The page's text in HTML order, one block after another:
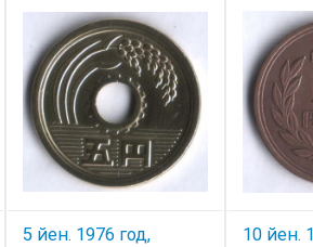
5 йен. 1976 год,
10 йен.